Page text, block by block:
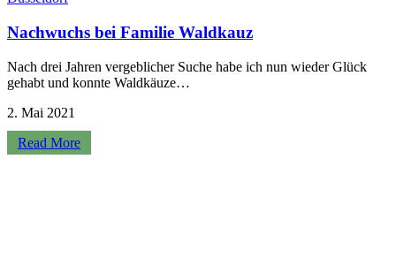
Nachwuchs bei Familie Waldkauz
Nach drei Jahren vergeblicher Suche habe ich nun wieder Glück
gehabt und konnte Waldkäuze…
2. Mai 2021
Read More